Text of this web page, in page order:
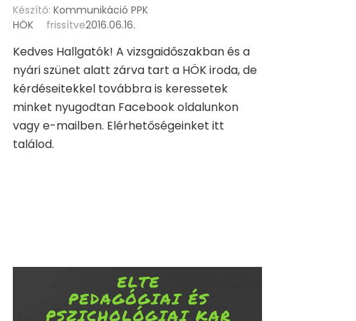
Készítő: Kommunikáció PPK
HÖK
frissítve2016.06.16.
Kedves Hallgatók! A vizsgaidőszakban és a
nyári szünet alatt zárva tart a HÖK iroda, de
kérdéseitekkel továbbra is keressetek
minket nyugodtan Facebook oldalunkon
vagy e-mailben. Elérhetőségeinket itt
találod.